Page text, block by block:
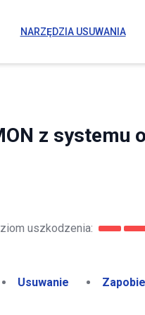
NARZĘDZIA USUWANIA
z systemu
uszkodzenia:
Usuwanie